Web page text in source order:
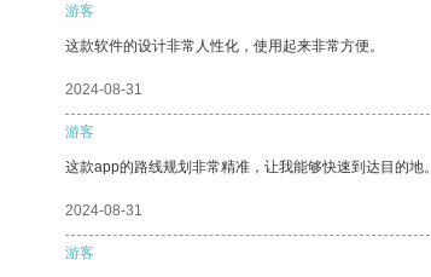
游客
这款软件的设计非常人性化，使用起来非常方便。
2024-08-31
游客
这款app的路线规划非常精准，让我能够快速到达目的地。
2024-08-31
游客